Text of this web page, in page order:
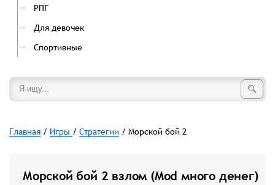
РПГ
Для девочек
Спортивные
Главная / Игры / Стратегии / Морской бой 2
Морской бой 2 взлом (Mod много денег)